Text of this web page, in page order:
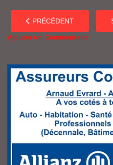
ARTICLE PRÉCÉDENT :
PRÉCÉDENT
Ajouter un Commentaire